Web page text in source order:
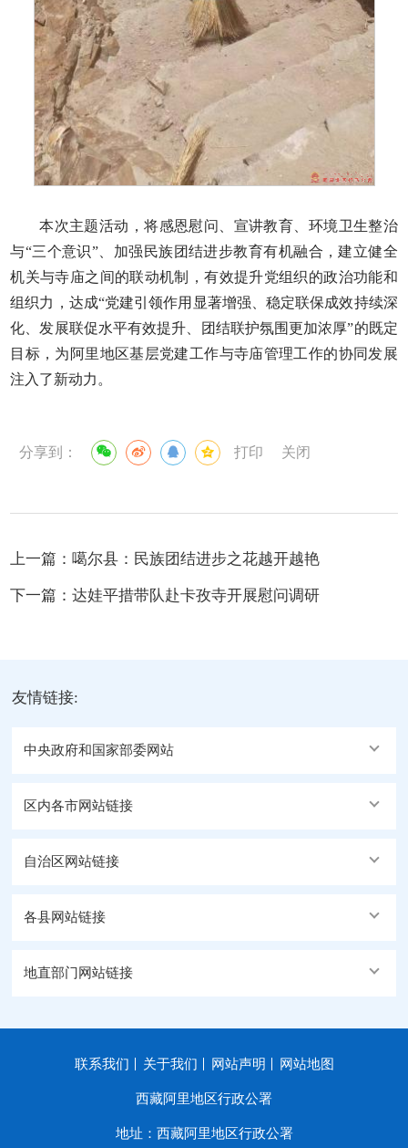
本次主题活动，将感恩慰问、宣讲教育、环境卫生整治
与“三个意识”、加强民族团结进步教育有机融合，建立健全
机关与寺庙之间的联动机制，有效提升党组织的政治功能和
组织力，达成“党建引领作用显著增强、稳定联保成效持续深
化、发展联促水平有效提升、团结联护氛围更加浓厚”的既定
目标，为阿里地区基层党建工作与寺庙管理工作的协同发展
注入了新动力。
分享到： 打印 关闭
上一篇：噶尔县：民族团结进步之花越开越艳
下一篇：达娃平措带队赴卡孜寺开展慰问调研
友情链接:
中央政府和国家部委网站
区内各市网站链接
自治区网站链接
各县网站链接
地直部门网站链接
联系我们 关于我们 网站声明 网站地图
西藏阿里地区行政公署
地址：西藏阿里地区行政公署